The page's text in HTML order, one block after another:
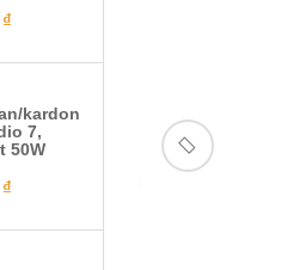
₫
kardon
7,
50W
₫
🔍